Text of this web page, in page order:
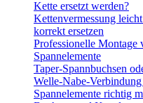
Kette ersetzt werden?
Kettenvermessung
korrekt ersetzen
Professionelle Montage
Spannelemente
Taper-Spannbuchsen
Welle-Nabe-
Spannelemente richtig